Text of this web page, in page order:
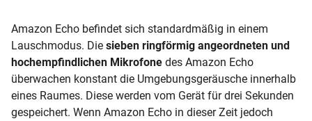
Amazon Echo befindet sich standardmäßig in einem
Lauschmodus. Die sieben ringförmig angeordneten und
hochempfindlichen Mikrofone des Amazon Echo
überwachen konstant die Umgebungsgeräusche innerhalb
eines Raumes. Diese werden vom Gerät für drei Sekunden
gespeichert. Wenn Amazon Echo in dieser Zeit jedoch